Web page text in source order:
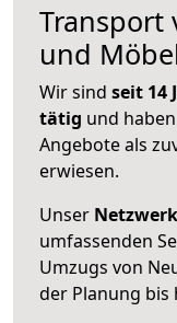
Transport
und
Wir sind seit 14
tätig und
Angebote als
erwiesen.
Unser Netzwerk
umfassenden
Umzugs von
der Planung bis